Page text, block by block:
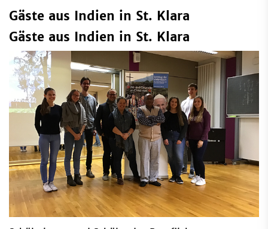
Gäste aus Indien in St. Klara
Gäste aus Indien in St. Klara